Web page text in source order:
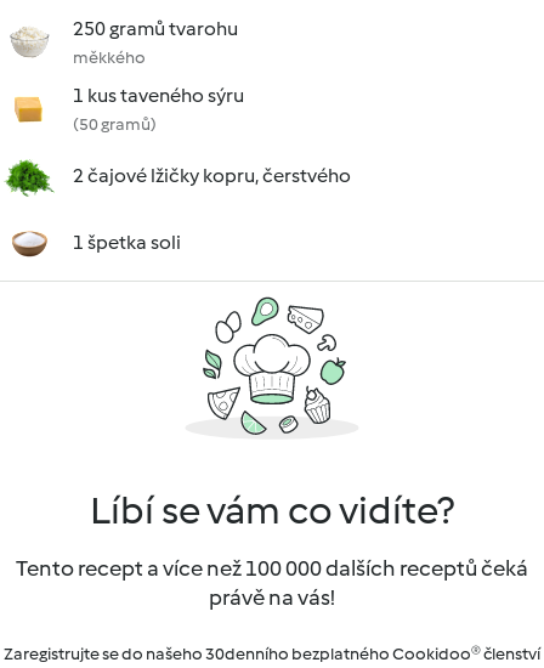
250 gramů tvarohu
měkkého
1 kus taveného sýru
(50 gramů)
2 čajové lžičky kopru, čerstvého
1 špetka soli
Líbí se vám co vidíte?
Tento recept a více než 100 000 dalších receptů čeká
právě na vás!
Zaregistrujte se do našeho 30denního bezplatného Cookidoo® členství